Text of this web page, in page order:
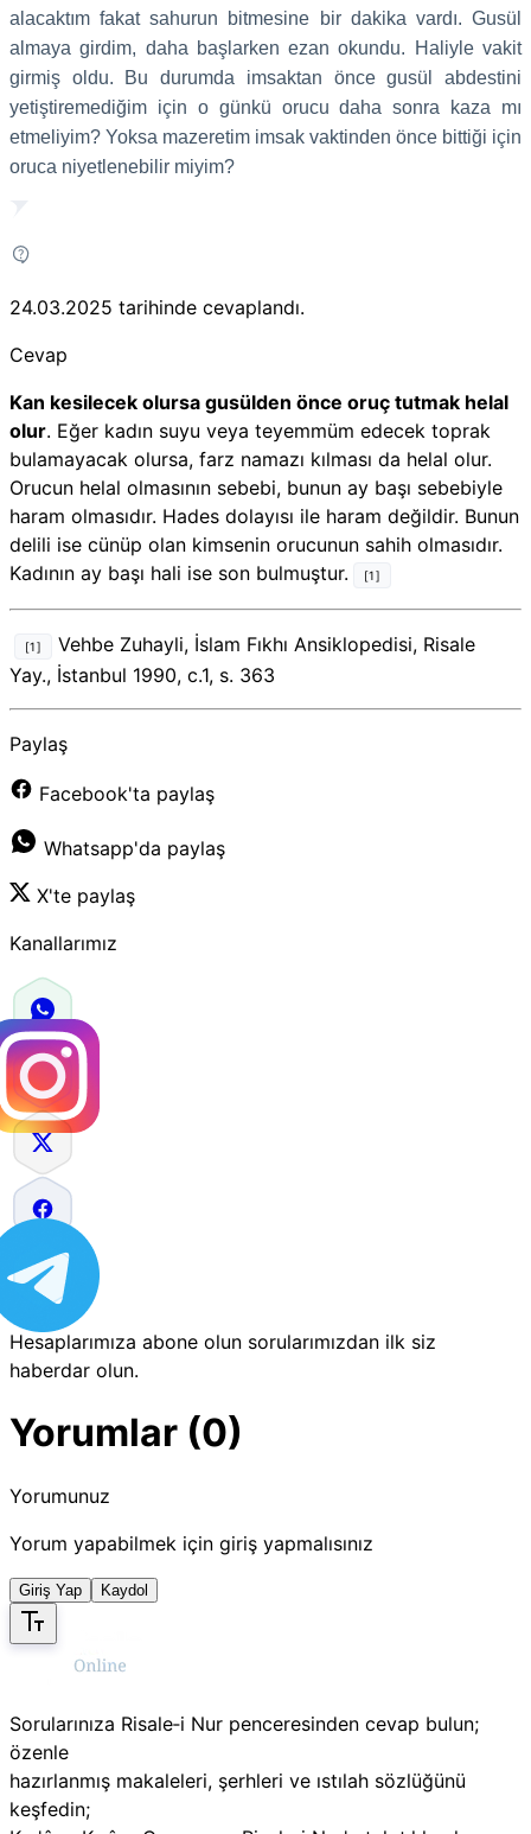
alacaktım fakat sahurun bitmesine bir dakika vardı. Gusül
almaya girdim, daha başlarken ezan okundu. Haliyle vakit
girmiş oldu. Bu durumda imsaktan önce gusül abdestini
yetiştiremediğim için o günkü orucu daha sonra kaza mı
etmeliyim? Yoksa mazeretim imsak vaktinden önce bittiği için
oruca niyetlenebilir miyim?
24.03.2025 tarihinde cevaplandı.
Cevap
Kan kesilecek olursa gusülden önce oruç tutmak helal
olur. Eğer kadın suyu veya teyemmüm edecek toprak
bulamayacak olursa, farz namazı kılması da helal olur.
Orucun helal olmasının sebebi, bunun ay başı sebebiyle
haram olmasıdır. Hades dolayısı ile haram değildir. Bunun
delili ise cünüp olan kimsenin orucunun sahih olmasıdır.
Kadının ay başı hali ise son bulmuştur.
[1]
[1]
Vehbe Zuhayli, İslam Fıkhı Ansiklopedisi, Risale
Yay., İstanbul 1990, c.1, s. 363
Paylaş
Facebook'ta paylaş
Whatsapp'da paylaş
X'te paylaş
Kanallarımız
Hesaplarımıza abone olun sorularımızdan ilk siz
haberdar olun.
Yorumlar (0)
Yorumunuz
Yorum yapabilmek için giriş yapmalısınız
Giriş Yap Kaydol
Sorularınıza Risale‑i Nur penceresinden cevap bulun;
özenle
hazırlanmış makaleleri, şerhleri ve ıstılah sözlüğünü
keşfedin;